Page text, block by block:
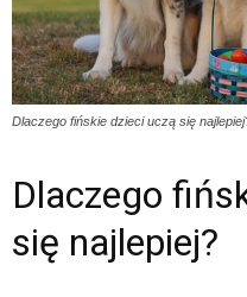
Dlaczego fińskie dzieci uczą się
Dlaczego
się najlepiej?